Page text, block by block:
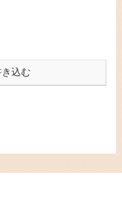
込む